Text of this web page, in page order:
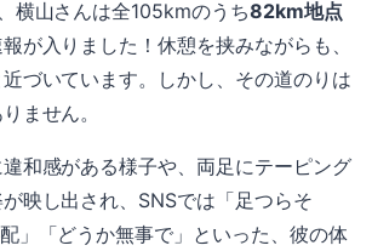
横山さんは全105kmのうち82km地点
が入りました！休憩を挟みながらも、
づいています。しかし、その道のりは
ません。
和感がある様子や、両足にテーピング
映し出され、SNSでは「足つらそ
」「どうか無事で」といった、彼の体